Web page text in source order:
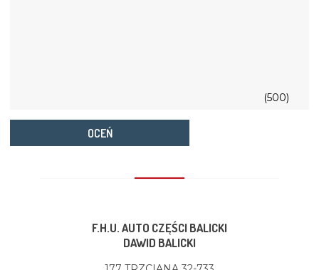
(500)
OCEŃ
F.H.U. AUTO CZĘŚCI BALICKI
DAWID BALICKI